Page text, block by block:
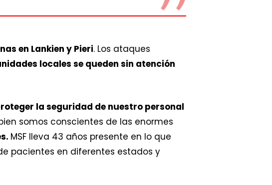
en Lankien y Pieri. Los ataques
locales se queden sin atención
la seguridad de nuestro personal
somos conscientes de las enormes
MSF lleva 43 años presente en lo que
pacientes en diferentes estados y